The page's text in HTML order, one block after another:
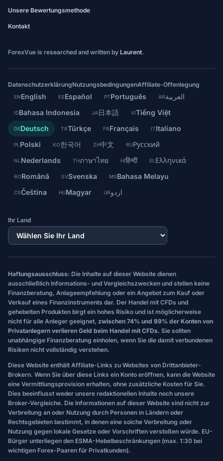
Unsere Bewertungsmethode
Kontakt
ForexVue is researched and written by Laurent.
DatenschutzerklärungNutzungsbedingungenAffiliate-Offenlegung
ENEnglish ESEspañol PTPortuguês ARالعربية
IDBahasa Indonesia JA日本語 VITiếng Việt
DEDeutsch TRTürkçe FRFrançais ITItaliano
PL Polski KO한국어 ZH中文 RUРусский
NL Nederlands THภาษาไทย HIहिन्दी EL Ελληνικά
RORomână SVSvenska MSBahasa Melayu
CSČeština HUMagyar URاردو
Ihr Land
Haftungsausschluss: Die Inhalte auf dieser Website dienen
ausschließlich Informations- und Vergleichszwecken und stellen keine
Finanzberatung, Anlageempfehlung oder ein Angebot zum Kauf oder
Verkauf eines Finanzinstruments dar. Der Handel mit CFDs und
gehebelten Produkten birgt ein hohes Risiko und ist möglicherweise
nicht für alle Anleger geeignet, zwischen 74% und 89% der Konten von
Privatanlegern verlieren Geld beim Handel mit CFDs. Sie sollten
unabhängige Finanzberatung einholen, wenn Sie die damit verbundenen
Risiken nicht vollständig verstehen.
Diese Website enthält Affiliate-Links zu Websites von Drittanbieter-
Brokern. Wenn Sie über diese Links ein Konto eröffnen, kann die Website
eine Vermittlungsprovision erhalten, ohne zusätzliche Kosten für Sie.
Dies beeinflusst weder unsere redaktionellen Inhalte noch unsere
Broker-Vergleiche. Die Informationen auf dieser Website sind nicht zur
Verbreitung an oder Nutzung durch Personen in Ländern oder
Rechtsgebieten bestimmt, in denen eine solche Verbreitung oder
Nutzung gegen lokale Gesetze oder Vorschriften verstoßen würde. EU-
Bürger unterliegen den ESMA-Hebelbeschränkungen (max. 1:30 bei
wichtigen Forex-Paaren für Privatkunden).